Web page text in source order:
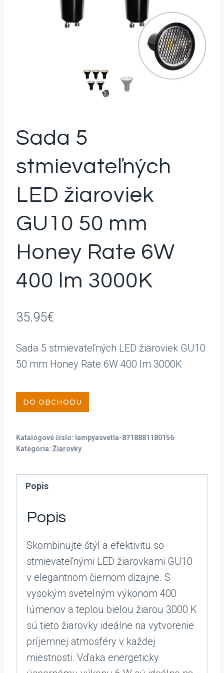
Sada 5
stmievateľných
LED žiaroviek
GU10 50 mm
Honey Rate 6W
400 lm 3000K
35.95€
Sada 5 stmievateľných LED žiaroviek GU10
50 mm Honey Rate 6W 400 lm 3000K
DO OBCHODU
Katalógové číslo: lampyasvetla-8718881180156
Kategória: Žiarovky
Popis
Popis
Skombinujte štýl a efektivitu so
stmievateľnými LED žiarovkami GU10
v elegantnom čiernom dizajne. S
vysokým svetelným výkonom 400
lúmenov a teplou bielou žiarou 3000 K
sú tieto žiarovky ideálne na vytvorenie
príjemnej atmosféry v každej
miestnosti. Vďaka energeticky